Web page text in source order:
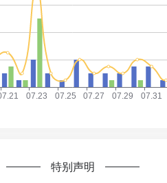
特别声明